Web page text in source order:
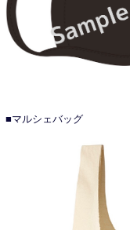
■マルシェバッグ